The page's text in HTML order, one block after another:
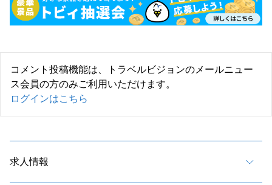
コメント投稿機能は、トラベルビジョンのメールニュー
ス会員の方のみご利用いただけます。
ログインはこちら
求人情報